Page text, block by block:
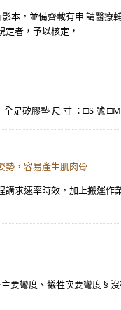
本，並備齊載有申 請醫
者，予以核定，
足矽膠墊 尺 寸 ：□S 號
勢，容易產生肌肉骨
求速率時效，加上搬運
要彎度、犧牲次要彎度 §